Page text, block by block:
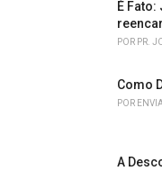
É
POR PR.
Como
POR
A